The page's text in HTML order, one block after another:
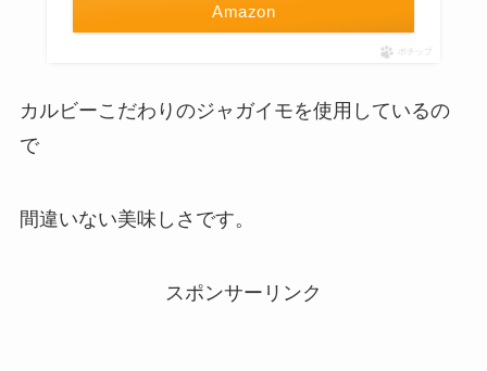
Amazon
ポチップ
カルビーこだわりのジャガイモを使用しているの
で
間違いない美味しさです。
スポンサーリンク